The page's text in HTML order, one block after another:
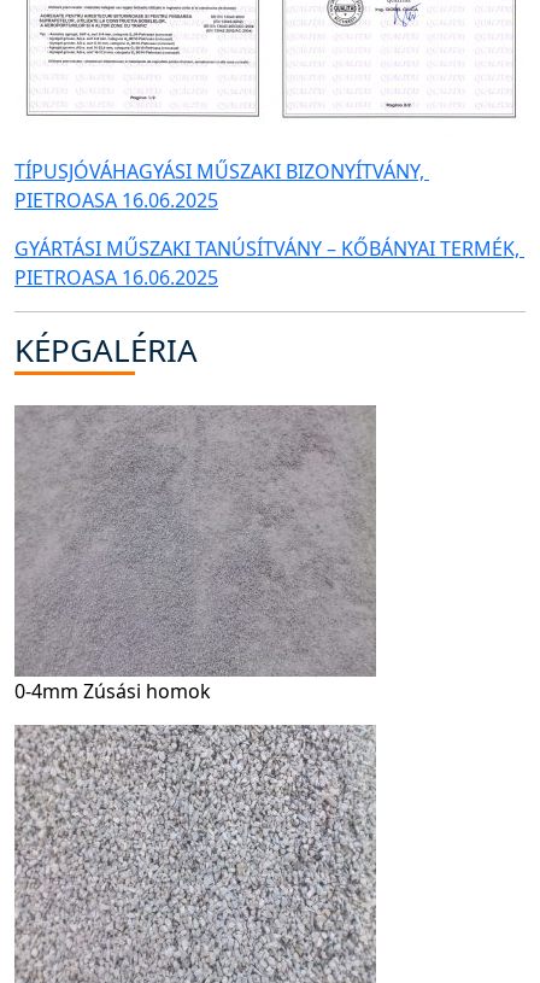
TÍPUSJÓVÁHAGYÁSI MŰSZAKI BIZONYÍTVÁNY,
PIETROASA 16.06.2025
GYÁRTÁSI MŰSZAKI TANÚSÍTVÁNY – KŐBÁNYAI TERMÉK,
PIETROASA 16.06.2025
KÉPGALÉRIA
0-4mm Zúsási homok